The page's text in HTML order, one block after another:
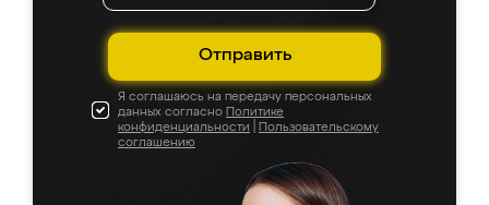
Отправить
Я соглашаюсь на передачу персональных
данных согласно Политике
конфиденциальности
Пользовательскому
соглашению